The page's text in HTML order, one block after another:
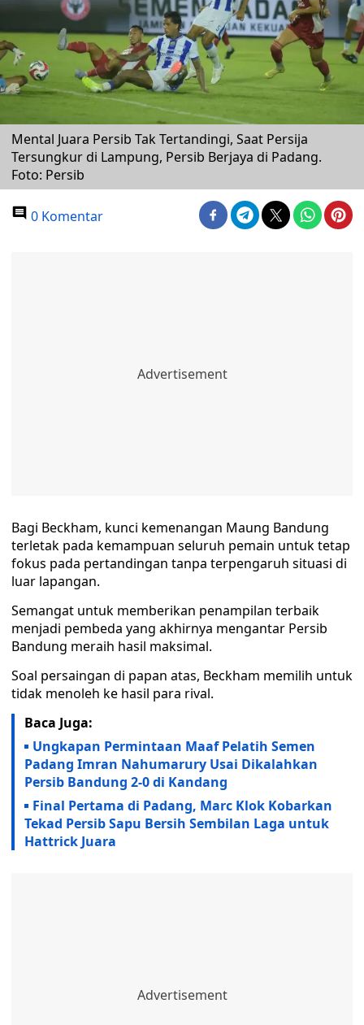
Mental Juara Persib Tak Tertandingi, Saat Persija
Tersungkur di Lampung, Persib Berjaya di Padang.
Foto: Persib
0 Komentar
Bagi Beckham, kunci kemenangan Maung Bandung
terletak pada kemampuan seluruh pemain untuk tetap
fokus pada pertandingan tanpa terpengaruh situasi di
luar lapangan.
Semangat untuk memberikan penampilan terbaik
menjadi pembeda yang akhirnya mengantar Persib
Bandung meraih hasil maksimal.
Soal persaingan di papan atas, Beckham memilih untuk
tidak menoleh ke hasil para rival.
Baca Juga:
Ungkapan Permintaan Maaf Pelatih Semen
Padang Imran Nahumarury Usai Dikalahkan
Persib Bandung 2-0 di Kandang
Final Pertama di Padang, Marc Klok Kobarkan
Tekad Persib Sapu Bersih Sembilan Laga untuk
Hattrick Juara